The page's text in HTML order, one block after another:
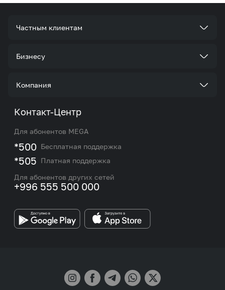
Частным клиентам
Тарифы
Роуминг и международные звонки
eSIM
Подбор номера
Бизнесу
Стать корпоративным клиентом
M2M
Контакты сотрудников отдела по работе с
корпоративными и VIP клиентами
Компания
О нас
Новости
Карта покрытия сети и центров обслуживания
Работа в MEGA
Бренд MEGA
Контакт-Центр
Для абонентов MEGA
*500 Бесплатная поддержка
*505 Платная поддержка
Для абонентов других сетей
+996 555 500 000